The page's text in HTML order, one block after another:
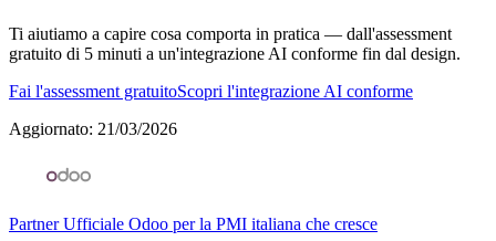
Ti aiutiamo a capire cosa comporta in pratica — dall'assessment
gratuito di 5 minuti a un'integrazione AI conforme fin dal design.
Fai l'assessment gratuitoScopri l'integrazione AI conforme
Aggiornato: 21/03/2026
Partner Ufficiale Odoo per la PMI italiana che cresce